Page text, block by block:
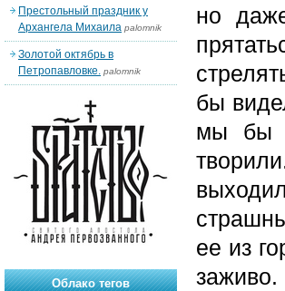
но
бы
мы бы
ее из
заживо.
Престольный праздник у
Архангела Михаила palomnik
Золотой октябрь в
Петропавловке. palomnik
Облако тегов